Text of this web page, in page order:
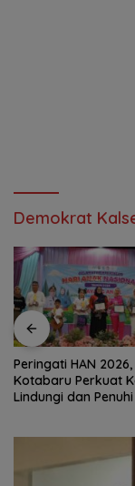
Demokrat
Peringati HAN
Kotabaru Perkuat
Lindungi dan